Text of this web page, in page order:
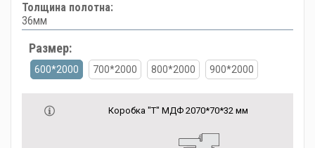
Толщина полотна:
36мм
Размер:
600*2000 700*2000 800*2000 900*2000
Коробка "Т" МДФ 2070*70*32 мм